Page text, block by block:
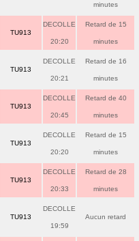
minutes
TU913
DECOLLE
20:20
Retard de 15
minutes
TU913
DECOLLE
20:21
Retard de 16
minutes
TU913
DECOLLE
20:45
Retard de 40
minutes
TU913
DECOLLE
20:20
Retard de 15
minutes
TU913
DECOLLE
20:33
Retard de 28
minutes
TU913
DECOLLE
19:59
Aucun retard